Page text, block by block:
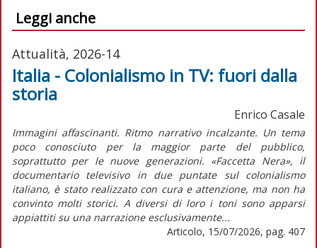
Leggi anche
Attualità, 2026-14
Italia - Colonialismo in TV: fuori dalla
storia
Enrico Casale
Immagini affascinanti. Ritmo narrativo incalzante. Un tema
poco conosciuto per la maggior parte del pubblico,
soprattutto per le nuove generazioni. «Faccetta Nera», il
documentario televisivo in due puntate sul colonialismo
italiano, è stato realizzato con cura e attenzione, ma non ha
convinto molti storici. A diversi di loro i toni sono apparsi
appiattiti su una narrazione esclusivamente...
Articolo, 15/07/2026, pag. 407